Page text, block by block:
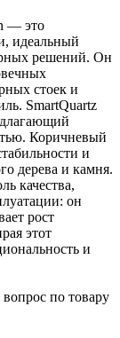
— это
идеальный
решений. Он
стоек и
SmartQuartz
Коричневый
и
дерева и камня.
качества,
он
рост
этот
и
по товару